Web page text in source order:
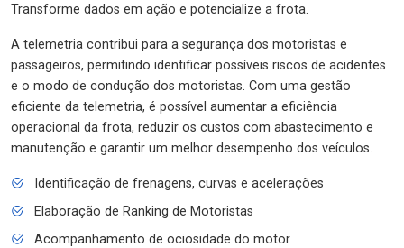
Transforme dados em ação e potencialize a frota.
A telemetria contribui para a segurança dos motoristas e
passageiros, permitindo identificar possíveis riscos de acidentes
e o modo de condução dos motoristas. Com uma gestão
eficiente da telemetria, é possível aumentar a eficiência
operacional da frota, reduzir os custos com abastecimento e
manutenção e garantir um melhor desempenho dos veículos.
Identificação de frenagens, curvas e acelerações
Elaboração de Ranking de Motoristas
Acompanhamento de ociosidade do motor